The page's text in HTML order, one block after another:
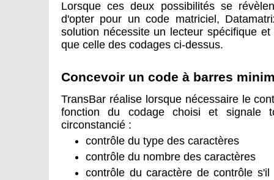
Lorsque ces deux possibilités se
d'opter pour un code matriciel,
solution nécessite un lecteur spécifique
que celle des codages ci-dessus.
Concevoir un code à barres
TransBar réalise lorsque nécessaire le
fonction du codage choisi et signale
circonstancié :
contrôle du type des caractères
contrôle du nombre des caractères
contrôle du caractère de contrôle